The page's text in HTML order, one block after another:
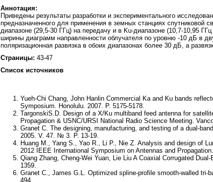
Аннотация:
Приведены результаты разработки и экспериментального
предназначенного для применения в земных станциях спутниковой
диапазоне (29,5-30 ГГц) на передачу и в Ku-диапазоне (10,7-10,95
ширины диаграмм направленности облучателя по уровню -10 дБ в
поляризационная развязка в обоих диапазонах более 30 дБ, а
Страницы: 43-47
Список источников
Yueh-Chi Chang, John Hanlin Commercial Ka and Ku bands
Symposium. Honolulu. 2007. P. 5175-5178.
TargonskiS.D. Design of a X/Ku multiband feed antenna for
Propagation & USNC/URSI National Radio Science Meeting.
Granet C. The designing, manufacturing, and testing of a dual-
2005. V. 47. № 3. P. 13-19.
Huang M., Yang S., Yao R., Li P., Nie Z. Analysis and design of
2012 IEEE International Symposium on Antennas and
Qiang Zhang, Cheng-Wei Yuan, Lie Liu A Coaxial Corrugated
1359.
Granet C., James G.L. Optimized spline-profile smooth-walled
494.